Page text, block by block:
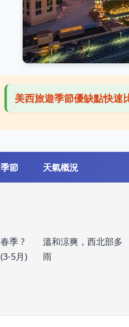
美西旅遊季節優缺點快速
季節 天氣概況
春季 ?
(3-5月)
溫和涼爽，西北部多
雨